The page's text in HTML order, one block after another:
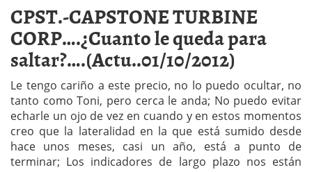
CPST.-CAPSTONE TURBINE
CORP….¿Cuanto le queda para
saltar?….(Actu..01/10/2012)
Le tengo cariño a este precio, no lo puedo ocultar, no
tanto como Toni, pero cerca le anda; No puedo evitar
echarle un ojo de vez en cuando y en estos momentos
creo que la lateralidad en la que está sumido desde
hace unos meses, casi un año, está a punto de
terminar; Los indicadores de largo plazo nos están